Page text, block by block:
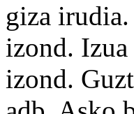
giza irudia.
izond.
izond.